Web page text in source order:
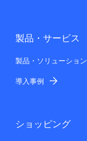
製品・サービス
製品・ソリューション
導入事例
ショッピング